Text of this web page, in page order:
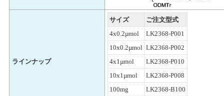
ラインナップ
サイズ
ご注文型式
4x0.2µmol
LK2368-P001
10x0.2µmol LK2368-P002
4x1µmol
LK2368-P010
10x1µmol
LK2368-P008
100mg
LK2368-B100